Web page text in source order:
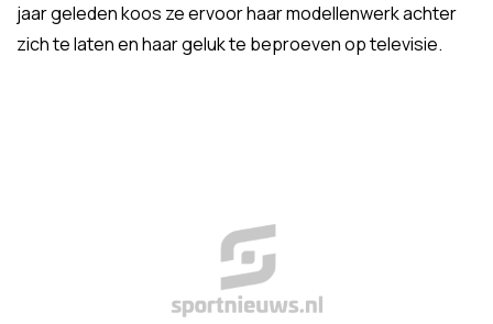
jaar geleden koos ze ervoor haar modellenwerk achter
zich te laten en haar geluk te beproeven op televisie.